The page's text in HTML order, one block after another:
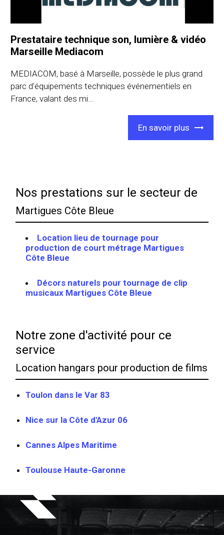
Prestataire technique son, lumière & vidéo
Marseille Mediacom
MEDIACOM, basé à Marseille, possède le plus grand
parc d'équipements techniques événementiels en
France, valant des mi...
En savoir plus
Nos prestations sur le secteur de
Martigues Côte Bleue
Location lieu de tournage pour
production de court métrage Martigues
Côte Bleue
Décors naturels pour tournage de clip
musicaux Martigues Côte Bleue
Notre zone d'activité pour ce
service
Location hangars pour production de films
Toulon dans le Var 83
Nice sur la Côte d'Azur 06
Cannes Alpes Maritime
Toulouse Haute-Garonne